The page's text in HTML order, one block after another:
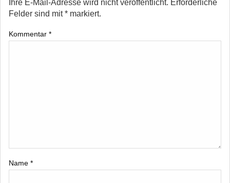
Ihre E-Mail-Adresse wird nicht veröffentlicht. Erforderliche
Felder sind mit* markiert.
Kommentar *
Name *